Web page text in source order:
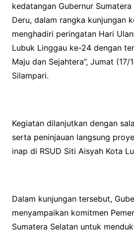
kedatangan Gubernur
Deru, dalam rangka kunjungan
menghadiri peringatan Hari
Lubuk Linggau ke-24 dengan
Maju dan Sejahtera”, Jumat
Silampari.
Kegiatan dilanjutkan dengan
serta peninjauan langsung
inap di RSUD Siti Aisyah Kota
Dalam kunjungan tersebut,
menyampaikan komitmen
Sumatera Selatan untuk